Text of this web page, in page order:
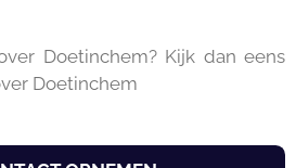
Doetinchem? Kijk dan eens
Doetinchem